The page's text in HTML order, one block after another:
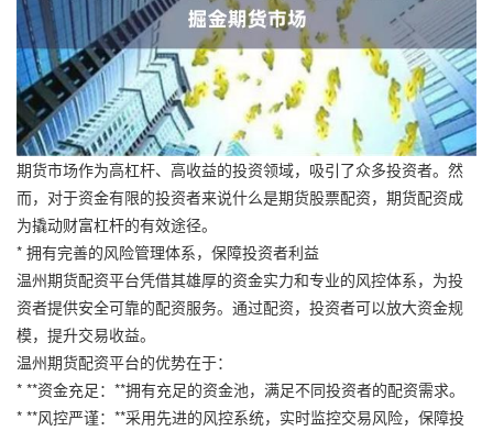
期货市场作为高杠杆、高收益的投资领域，吸引了众多投资者。然
而，对于资金有限的投资者来说什么是期货股票配资，期货配资成
为撬动财富杠杆的有效途径。
* 拥有完善的风险管理体系，保障投资者利益
温州期货配资平台凭借其雄厚的资金实力和专业的风控体系，为投
资者提供安全可靠的配资服务。通过配资，投资者可以放大资金规
模，提升交易收益。
温州期货配资平台的优势在于：
* **资金充足：**拥有充足的资金池，满足不同投资者的配资需求。
* **风控严谨：**采用先进的风控系统，实时监控交易风险，保障投